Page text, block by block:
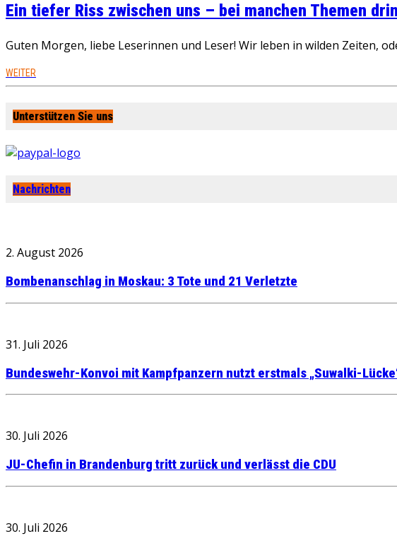
Ein tiefer Riss zwischen uns – bei manchen Themen
Guten Morgen, liebe Leserinnen und Leser! Wir leben in wilden Zeiten,
WEITER
Unterstützen Sie uns
Nachrichten
2. August 2026
Bombenanschlag in Moskau: 3 Tote und 21 Verletzte
31. Juli 2026
Bundeswehr-Konvoi mit Kampfpanzern nutzt erstmals „Suwalki-
30. Juli 2026
JU-Chefin in Brandenburg tritt zurück und verlässt die CDU
30. Juli 2026